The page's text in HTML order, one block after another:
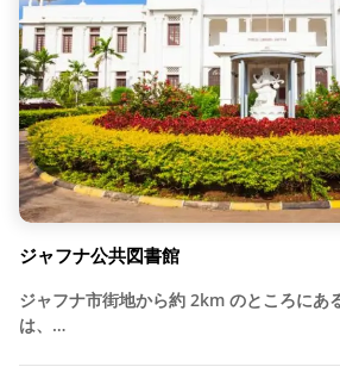
ジャフナ公共図書館
ジャフナ市街地から約 2km のところにあ
は、…